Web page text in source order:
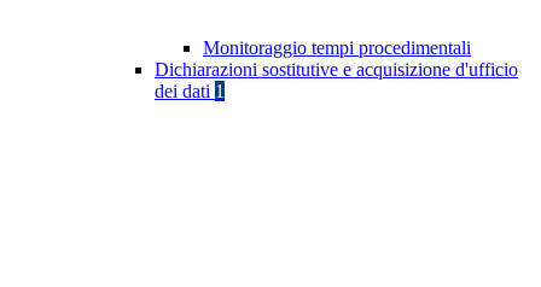
Monitoraggio tempi procedimentali
Dichiarazioni sostitutive e acquisizione d'ufficio
dei dati 1